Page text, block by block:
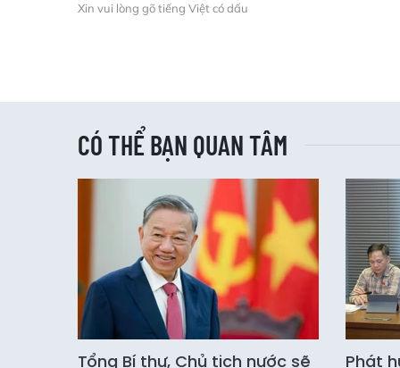
Xin vui lòng gõ tiếng Việt có dấu
CÓ THỂ BẠN QUAN TÂM
Tổng Bí thư, Chủ tịch nước sẽ
Phát